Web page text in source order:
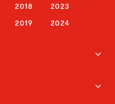
2018
2019
2023
2024